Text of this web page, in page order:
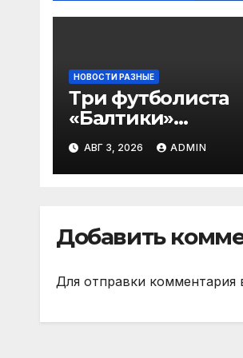
НОВОСТИ РАЗНЫЕ
Три футболиста
«Балтики»
включены в
символическую
сборную 2‑го
МАТЧ ПРЕМЬЕР
АВГ 3, 2026 ADMIN
Добавить
Для отправки комментария